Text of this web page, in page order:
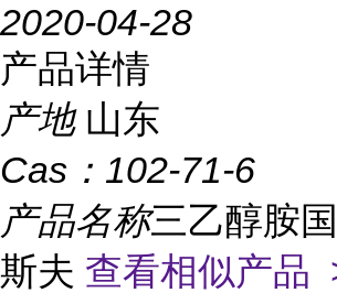
2020-04-28
产品详情
产地 山东
Cas： 102-71-6
产品名称三乙醇胺
斯夫 查看相似产品